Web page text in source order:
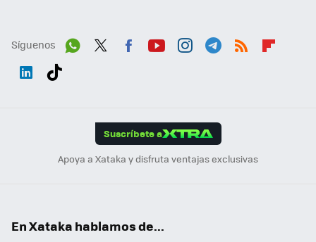
Síguenos
Suscríbete a
Apoya a Xataka y disfruta ventajas exclusivas
En Xataka hablamos de...